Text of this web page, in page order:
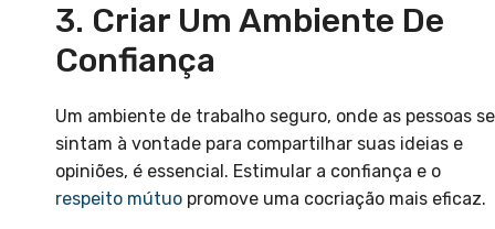
3. Criar Um Ambiente De
Confiança
Um ambiente de trabalho seguro, onde as pessoas se
sintam à vontade para compartilhar suas ideias e
opiniões, é essencial. Estimular a confiança e o
respeito mútuo promove uma cocriação mais eficaz.